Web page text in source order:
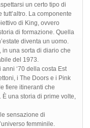
un certo tipo di
La componente
di King, ovvero
di formazione. Quella
diventa un uomo.
in una sorta di diario che
del 1973.
‘70 della costa Est
i The Doors e i Pink
fiere itineranti che
una storia di prime volte,
sensazione di
femminile.